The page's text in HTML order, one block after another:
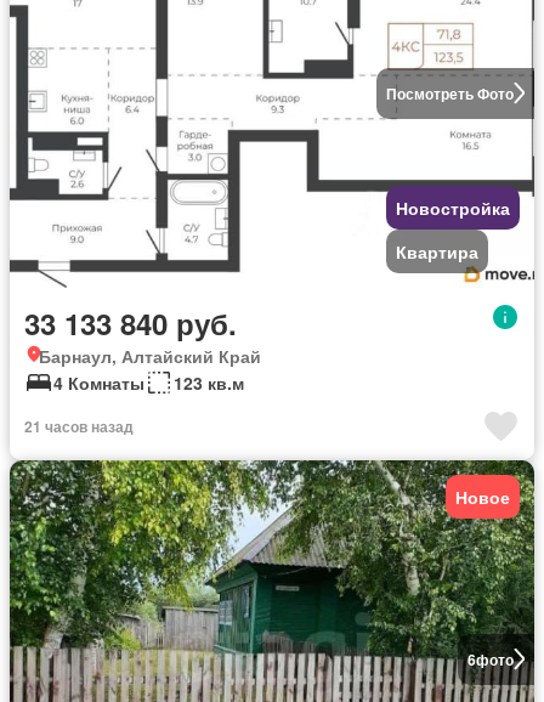
Посмотреть Фото
Новостройка
Квартира
33 133 840 руб.
Барнаул, Алтайский Край
4 Комнаты
123 кв.м
21 часов назад
6фото
Новое